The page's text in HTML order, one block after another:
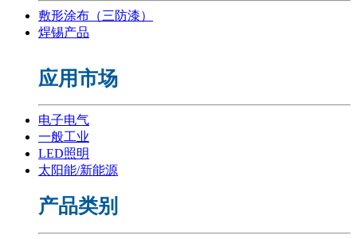
敷形涂布（三防漆）
焊锡产品
应用市场
电子电气
一般工业
LED照明
太阳能/新能源
产品类别